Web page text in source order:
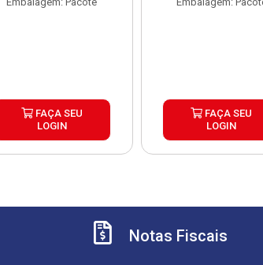
FAÇA SEU
LOGIN
FAÇA SEU
LOGIN
Notas Fiscais